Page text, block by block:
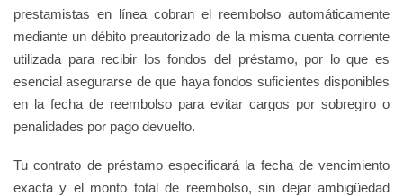
prestamistas en línea cobran el reembolso automáticamente
mediante un débito preautorizado de la misma cuenta corriente
utilizada para recibir los fondos del préstamo, por lo que es
esencial asegurarse de que haya fondos suficientes disponibles
en la fecha de reembolso para evitar cargos por sobregiro o
penalidades por pago devuelto.
Tu contrato de préstamo especificará la fecha de vencimiento
exacta y el monto total de reembolso, sin dejar ambigüedad